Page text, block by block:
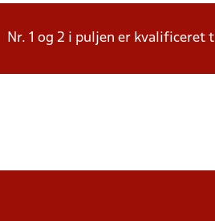
Nr. 1 og 2 i puljen er